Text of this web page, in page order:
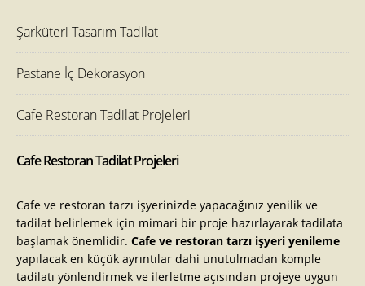
Şarküteri Tasarım Tadilat
Pastane İç Dekorasyon
Cafe Restoran Tadilat Projeleri
Cafe Restoran Tadilat Projeleri
Cafe ve restoran tarzı işyerinizde yapacağınız yenilik ve
tadilat belirlemek için mimari bir proje hazırlayarak tadilata
başlamak önemlidir. Cafe ve restoran tarzı işyeri yenileme
yapılacak en küçük ayrıntılar dahi unutulmadan komple
tadilatı yönlendirmek ve ilerletme açısından projeye uygun